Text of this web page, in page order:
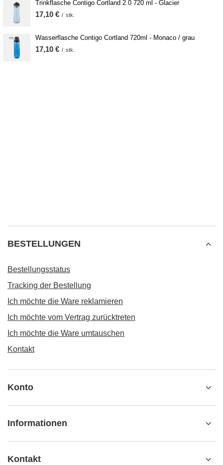
Trinkflasche Contigo Cortland 2.0 720 ml - Glacier
17,10 € / stk.
Wasserflasche Contigo Cortland 720ml - Monaco / grau
17,10 € / stk.
BESTELLUNGEN
Bestellungsstatus
Tracking der Bestellung
Ich möchte die Ware reklamieren
Ich möchte vom Vertrag zurücktreten
Ich möchte die Ware umtauschen
Kontakt
Konto
Informationen
Kontakt